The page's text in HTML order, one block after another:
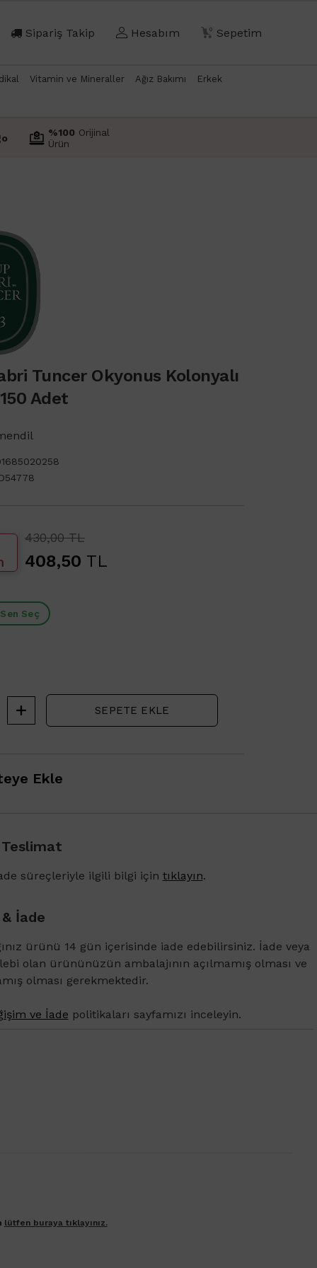
Sipariş Takip Hesabım 0 Sepetim
Vitamin ve Mineraller Ağız Bakımı Erkek
%100 Orijinal
Ürün
Tuncer Okyonus Kolonyalı
Adet
430,00 TL
408,50 TL
Seç
SEPETE EKLE
Ekle
1500 TL ve üzeri alışverişlerinizde Vichy Dercos
süreçleriyle ilgili bilgi için tıklayın.
İade
ürünü 14 gün içerisinde iade edebilirsiniz. İade veya
olan ürününüzün ambalajının açılmamış olması ve
olması gerekmektedir.
ve İade politikaları sayfamızı inceleyin.
lütfen buraya tıklayınız.